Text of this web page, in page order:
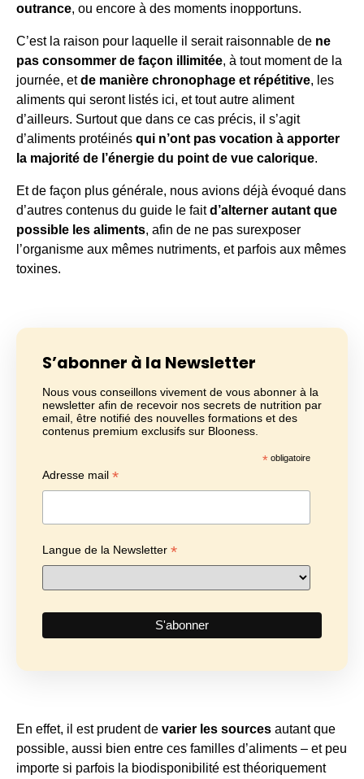
outrance, ou encore à des moments inopportuns.
C’est la raison pour laquelle il serait raisonnable de ne
pas consommer de façon illimitée, à tout moment de la
journée, etde manière chronophage et répétitive, les
aliments qui seront listés ici, et tout autre aliment
d’ailleurs. Surtout que dans ce cas précis, il s’agit
d’aliments protéinés qui n’ont pas vocation à apporter
la majorité de l’énergie du point de vue calorique.
Et de façon plus générale, nous avions déjà évoqué dans
d’autres contenus du guide le faitd’alterner autant que
possible les aliments, afin de ne pas surexposer
l’organisme aux mêmes nutriments, et parfois aux mêmes
toxines.
S’abonner à la Newsletter
Nous vous conseillons vivement de vous abonner à la
newsletter afin de recevoir nos secrets de nutrition par
email, être notifié des nouvelles formations et des
contenus premium exclusifs sur Blooness.
* obligatoire
Adresse mail *
Langue de la Newsletter *
En effet, il est prudent de varier les sources autant que
possible, aussi bien entre ces familles d’aliments – et peu
importe si parfois la biodisponibilité est théoriquement